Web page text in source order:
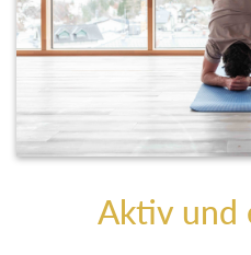
Aktiv und